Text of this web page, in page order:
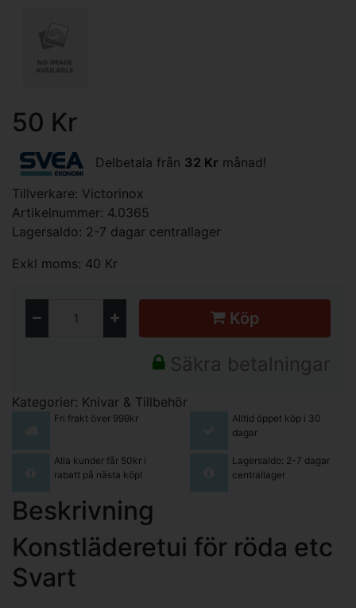
50 Kr
Delbetala från 32 Kr månad!
Tillverkare: Victorinox
Artikelnummer: 4.0365
Lagersaldo: 2-7 dagar centrallager
Exkl moms: 40 Kr
Köp
Säkra betalningar
Kategorier: Knivar & Tillbehör
Fri frakt över 999kr
Alltid öppet köp i 30
dagar
Alla kunder får 50kr i
rabatt på nästa köp!
Lagersaldo: 2-7 dagar
centrallager
Beskrivning
Konstläderetui för röda etc
Svart